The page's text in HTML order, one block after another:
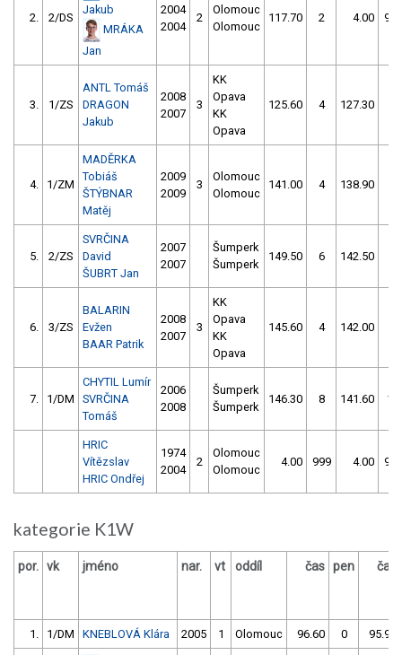
2. 2/DS
Jakub
MRÁKA
Jan
2004
2004
2
Olomouc
Olomouc
117.70 2 4.00 999
3. 1/ZS
ANTL Tomáš
DRAGON
Jakub
2008
2007
3
KK
Opava
KK
Opava
125.60 4 127.30
4. 1/ZM
MADĚRKA
Tobiáš
ŠTÝBNAR
Matěj
2009
2009
3
Olomouc
Olomouc
141.00 4 138.90
5. 2/ZS
SVRČINA
David
ŠUBRT Jan
2007
2007
Šumperk
Šumperk
149.50 6 142.50
6. 3/ZS
BALARIN
Evžen
BAAR Patrik
2008
2007
3
KK
Opava
KK
Opava
145.60 4 142.00
7. 1/DM
CHYTIL Lumír
SVRČINA
Tomáš
2006
2008
Šumperk
Šumperk
146.30 8 141.60 10
HRIC
Vítězslav
HRIC Ondřej
1974
2004
2
Olomouc
Olomouc
4.00 999 4.00 999
kategorie K1W
por. vk jméno nar. vt oddíl čas pen čas
1. 1/DM KNEBLOVÁ Klára 2005 1 Olomouc 96.60 0 95.90